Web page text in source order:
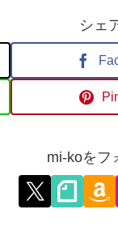
シェ
mi-koをフ